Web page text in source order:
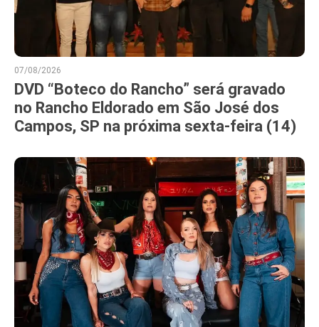
07/08/2026
DVD “Boteco do Rancho” será gravado
no Rancho Eldorado em São José dos
Campos, SP na próxima sexta-feira (14)